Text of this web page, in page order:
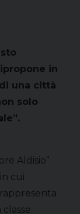
in
una città
solo
Aldisio”
cui